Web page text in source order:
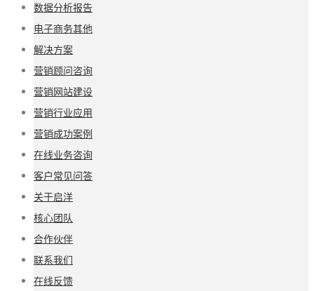
数据分析报告
电子商务其他
解决方案
营销顾问咨询
营销网站建设
营销行业应用
营销成功案例
在线业务咨询
客户常见问答
关于启洋
核心团队
合作伙伴
联系我们
在线反馈